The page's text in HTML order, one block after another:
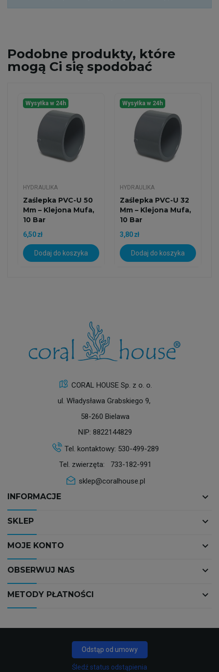
Podobne produkty, które
mogą Ci się spodobać
Wysyłka w 24h
HYDRAULIKA
Zaślepka PVC-U 50
Mm – Klejona Mufa,
10 Bar
6,50 zł
Dodaj do koszyka
Wysyłka w 24h
HYDRAULIKA
Zaślepka PVC-U 32
Mm – Klejona Mufa,
10 Bar
3,80 zł
Dodaj do koszyka
CORAL HOUSE Sp. z o. o.
ul. Władysława Grabskiego 9,
58-260 Bielawa
NIP: 8822144829
Tel. kontaktowy: 530-499-289
Tel. zwierzęta: 733-182-991
sklep@coralhouse.pl
INFORMACJE keyboard_arrow_down
SKLEP keyboard_arrow_down
MOJE KONTO keyboard_arrow_down
OBSERWUJ NAS keyboard_arrow_down
METODY PŁATNOŚCI keyboard_arrow_down
Odstąp od umowy
Śledź status odstąpienia